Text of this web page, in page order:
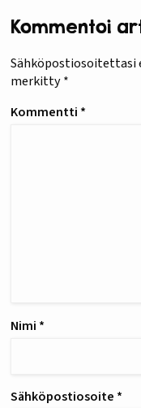
Kommentoi
Sähköpostiosoitettasi
merkitty*
Kommentti *
Nimi *
Sähköpostiosoite *